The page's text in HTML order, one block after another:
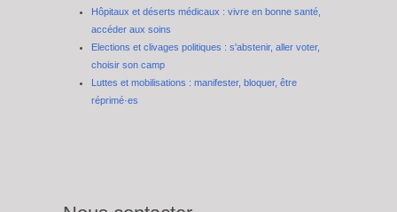
Hôpitaux et déserts médicaux : vivre en bonne santé,
accéder aux soins
Elections et clivages politiques : s'abstenir, aller voter,
choisir son camp
Luttes et mobilisations : manifester, bloquer, être
réprimé·es